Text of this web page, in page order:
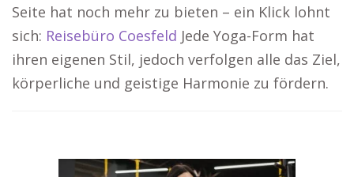
Seite hat noch mehr zu bieten – ein Klick lohnt
sich: Reisebüro Coesfeld Jede Yoga-Form hat
ihren eigenen Stil, jedoch verfolgen alle das Ziel,
körperliche und geistige Harmonie zu fördern.